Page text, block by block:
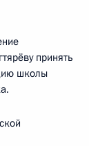
принять
школы